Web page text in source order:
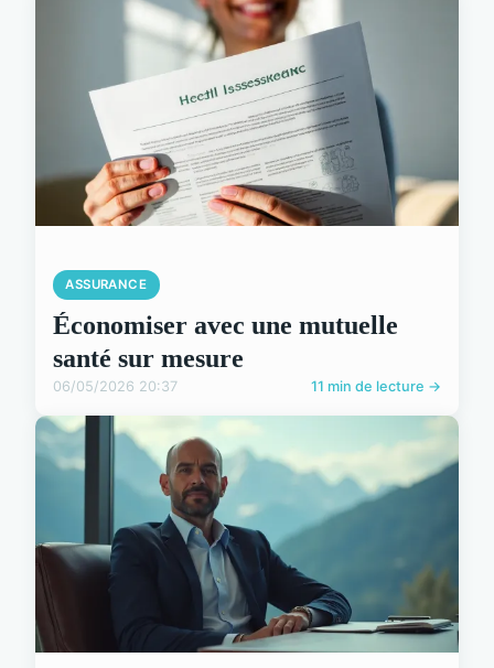
ASSURANCE
Économiser avec une mutuelle
santé sur mesure
06/05/2026 20:37 11 min de lecture →